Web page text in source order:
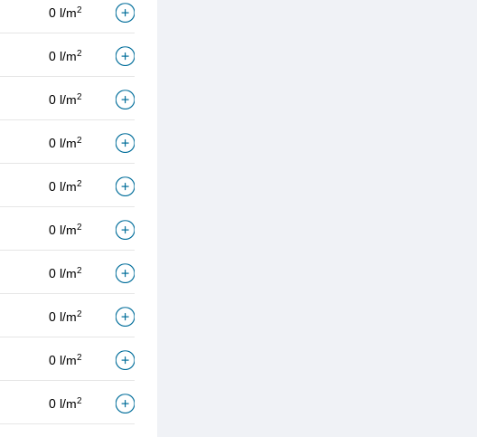
0 l/m2
0 l/m2
0 l/m2
0 l/m2
0 l/m2
0 l/m2
0 l/m2
0 l/m2
0 l/m2
0 l/m2